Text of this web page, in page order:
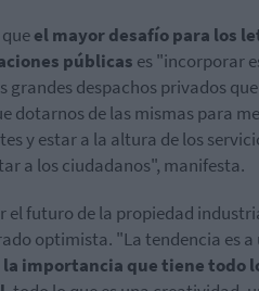
el mayor desafío para los
públicas es "incorporar
grandes despachos privados
dotarnos de las mismas para
y estar a la altura de los
a los ciudadanos", manifesta.
el futuro de la propiedad
optimista. "La tendencia es a
la importancia que tiene todo